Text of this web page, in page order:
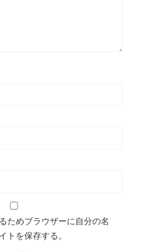
ためブラウザーに自分の名
トを保存する。